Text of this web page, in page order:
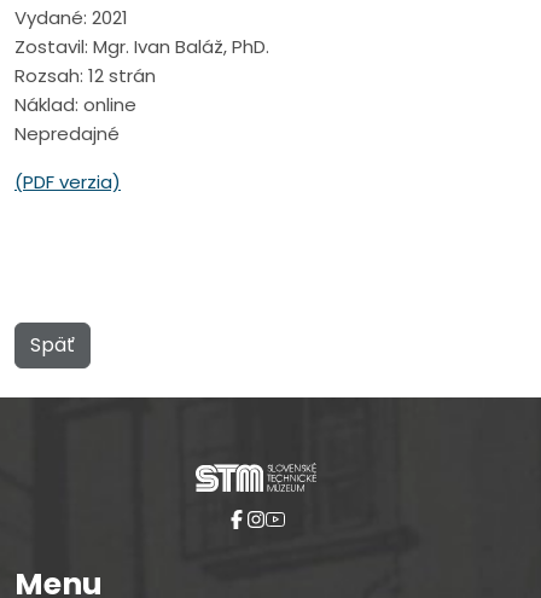
Vydané: 2021
Zostavil: Mgr. Ivan Baláž, PhD.
Rozsah: 12 strán
Náklad: online
Nepredajné
(PDF verzia)
Späť
Menu